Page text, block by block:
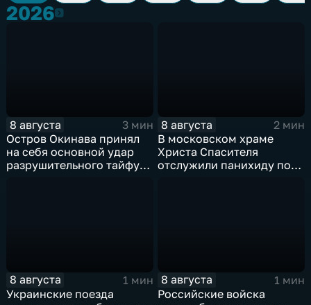
20262026
8 августа
3 мин
Остров Окинава принял
на себя основной удар
разрушительного тайфуна
8 августа
2 мин
В московском храме
Христа Спасителя
отслужили панихиду по
8 августа
1 мин
Украинские поезда
8 августа
1 мин
Российские войска